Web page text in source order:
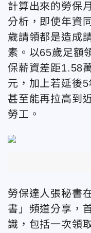
計算出來的勞保
分析，即使年資
歲請領都是造成
素。以65歲足額
保薪資差距1.58
元，加上若延後
甚至能再拉高到
勞工。
勞保達人張秘書
書」頻道分享，
識，包括一次領